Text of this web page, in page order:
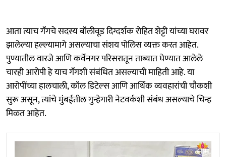
आता त्याच गँगचे सदस्य बॉलीवूड दिग्दर्शक रोहित शेट्टी यांच्या घरावर
झालेल्या हल्ल्यामागे असल्याचा संशय पोलिस व्यक्त करत आहेत.
पुण्यातील वारजे आणि कर्वेनगर परिसरातून ताब्यात घेण्यात आलेले
चारही आरोपी हे याच गँगशी संबंधित असल्याची माहिती आहे. या
आरोपींच्या हालचाली, कॉल डिटेल्स आणि आर्थिक व्यवहारांची चौकशी
सुरू असून, त्यांचे मुंबईतील गुन्हेगारी नेटवर्कशी संबंध असल्याचे चिन्ह
मिळत आहेत.